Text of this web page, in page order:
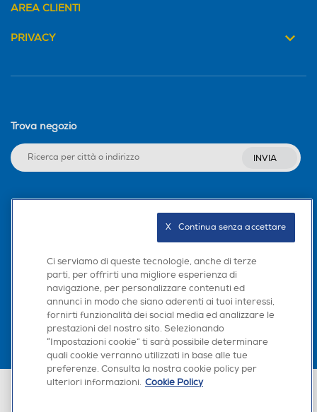
AREA CLIENTI
PRIVACY
Trova negozio
INVIA
Scarica la nostra app
Euronics Italia SpA. Sede legale Via Montefeltro, 6/a 20156 Milano
Ci serviamo di queste tecnologie, anche di terze
parti, per offrirti una migliore esperienza di
navigazione, per personalizzare contenuti ed
annunci in modo che siano aderenti ai tuoi interessi,
fornirti funzionalità dei social media ed analizzare le
prestazioni del nostro sito. Selezionando
“Impostazioni cookie” ti sarà possibile determinare
quali cookie verranno utilizzati in base alle tue
preferenze. Consulta la nostra cookie policy per
ulteriori informazioni. Cookie Policy
X   Continua senza accettare